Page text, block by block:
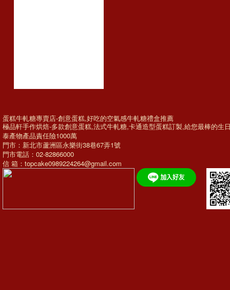
蛋糕牛軋糖專賣店-創意蛋糕,好吃的空氣感牛軋糖禮盒推薦
極品軒手作烘焙-多款創意蛋糕,法式牛軋糖,卡通造型蛋糕訂製,給您最棒的生
泰產物產品責任險1000萬
門市：新北市蘆洲區永樂街38巷67弄1號
門市電話：02-82866000
信 箱：topcake0989224264@gmail.com